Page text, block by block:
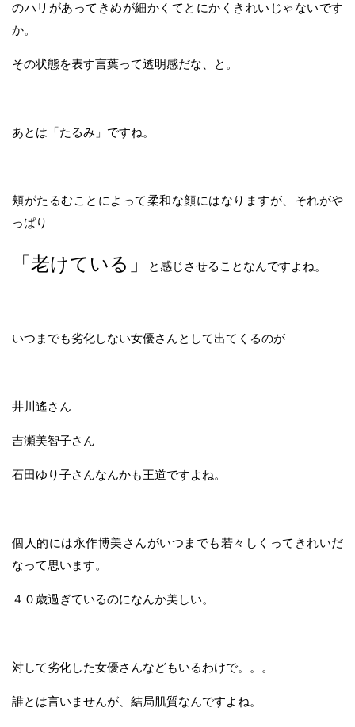
のハリがあってきめが細かくてとにかくきれいじゃないです
か。
その状態を表す言葉って透明感だな、と。
あとは「たるみ」ですね。
頬がたるむことによって柔和な顔にはなりますが、それがや
っぱり
「老けている」 と感じさせることなんですよね。
いつまでも劣化しない女優さんとして出てくるのが
井川遙さん
吉瀬美智子さん
石田ゆり子さんなんかも王道ですよね。
個人的には永作博美さんがいつまでも若々しくってきれいだ
なって思います。
４０歳過ぎているのになんか美しい。
対して劣化した女優さんなどもいるわけで。。。
誰とは言いませんが、結局肌質なんですよね。